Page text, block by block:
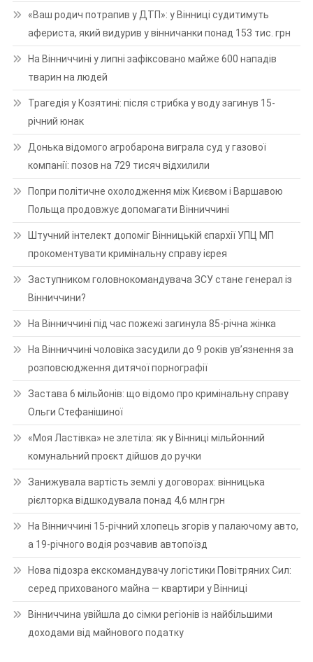
«Ваш родич потрапив у ДТП»: у Вінниці судитимуть
афериста, який видурив у вінничанки понад 153 тис. грн
На Вінниччині у липні зафіксовано майже 600 нападів
тварин на людей
Трагедія у Козятині: після стрибка у воду загинув 15-
річний юнак
Донька відомого агробарона виграла суд у газової
компанії: позов на 729 тисяч відхилили
Попри політичне охолодження між Києвом і Варшавою
Польща продовжує допомагати Вінниччині
Штучний інтелект допоміг Вінницькій єпархії УПЦ МП
прокоментувати кримінальну справу ієрея
Заступником головнокомандувача ЗСУ стане генерал із
Вінниччини?
На Вінниччині під час пожежі загинула 85-річна жінка
На Вінниччині чоловіка засудили до 9 років ув’язнення за
розповсюдження дитячої порнографії
Застава 6 мільйонів: що відомо про кримінальну справу
Ольги Стефанішиної
«Моя Ластівка» не злетіла: як у Вінниці мільйонний
комунальний проєкт дійшов до ручки
Занижувала вартість землі у договорах: вінницька
рієлторка відшкодувала понад 4,6 млн грн
На Вінниччині 15-річний хлопець згорів у палаючому авто,
а 19-річного водія розчавив автопоїзд
Нова підозра екскомандувачу логістики Повітряних Сил:
серед прихованого майна — квартири у Вінниці
Вінниччина увійшла до сімки регіонів із найбільшими
доходами від майнового податку